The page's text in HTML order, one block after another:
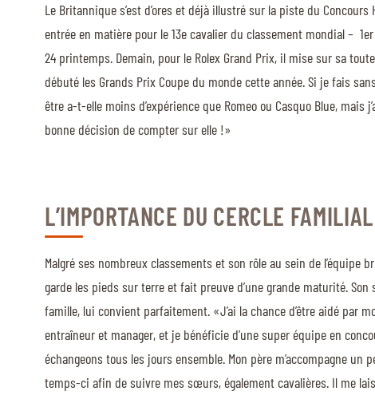
QUI SOMMES-NOUS
VISITE VIRTUELLE
HISTORIQUE
PALMARÈS
ABC DU CHIG
SPONSORS
ROLEX GRAND SLAM
MULTIMÉDIA
FILM DU 60E
Le Britannique s’est d’ores et déjà illustré sur la piste du
entrée en matière pour le 13e cavalier du classement mondial –
24 printemps. Demain, pour le Rolex Grand Prix, il mise sur sa
débuté les Grands Prix Coupe du monde cette année. Si je fais
être a-t-elle moins d’expérience que Romeo ou Casquo Blue,
bonne décision de compter sur elle !»
L’IMPORTANCE DU CERCLE FAMILIAL
Malgré ses nombreux classements et son rôle au sein de l’équipe
garde les pieds sur terre et fait preuve d’une grande maturité. Son
famille, lui convient parfaitement. «J’ai la chance d’être aidé par
entraîneur et manager, et je bénéficie d’une super équipe en
échangeons tous les jours ensemble. Mon père m’accompagne
temps-ci afin de suivre mes sœurs, également cavalières. Il me